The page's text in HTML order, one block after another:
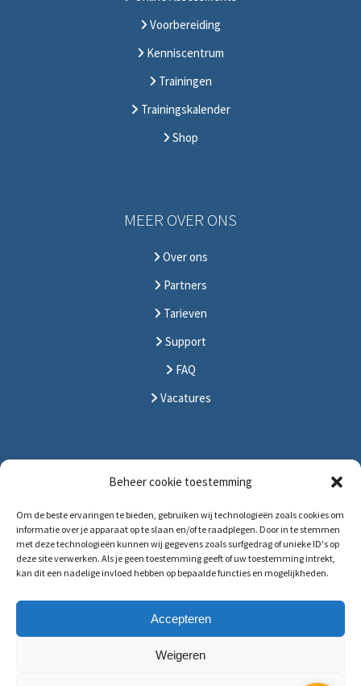
Beheer cookie toestemming
Om de beste ervaringen te bieden, gebruiken wij technologieën zoals cookies om
informatie over je apparaat op te slaan en/of te raadplegen. Door in te stemmen
met deze technologieën kunnen wij gegevens zoals surfgedrag of unieke ID's op
deze site verwerken. Als je geen toestemming geeft of uw toestemming intrekt,
kan dit een nadelige invloed hebben op bepaalde functies en mogelijkheden.
Accepteren
Weigeren
Voorbereiding
Kenniscentrum
Trainingen
Trainingskalender
Shop
MEER OVER ONS
Over ons
Partners
Tarieven
Support
FAQ
Vacatures
CONTACT
Solitudolaan 396
1096 DS Amsterdam
The Netherlands
service@hrmforce.com